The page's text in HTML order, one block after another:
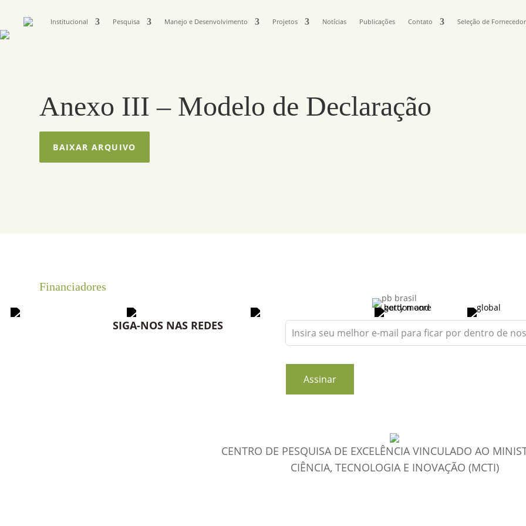
Institucional Pesquisa Manejo e Desenvolvimento Projetos Notícias Publicações Contato Seleção de
Anexo III – Modelo de Declaração
BAIXAR ARQUIVO
Financiadores
SIGA-NOS NAS REDES
Leave
this
blank
Assinar
CENTRO DE PESQUISA DE EXCELÊNCIA VINCULADO AO
CIÊNCIA, TECNOLOGIA E INOVAÇÃO (MCTI)